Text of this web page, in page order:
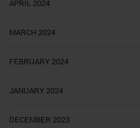
APRIL 2024
MARCH 2024
FEBRUARY 2024
JANUARY 2024
DECEMBER 2023